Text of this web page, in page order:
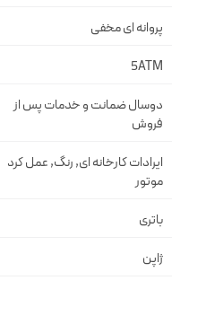
پروانه اى مخفى
5ATM
دوسال ضمانت و خدمات پس از
فروش
ایرادات کارخانه ای, رنگ, عمل کرد
موتور
باتری
ژاپن